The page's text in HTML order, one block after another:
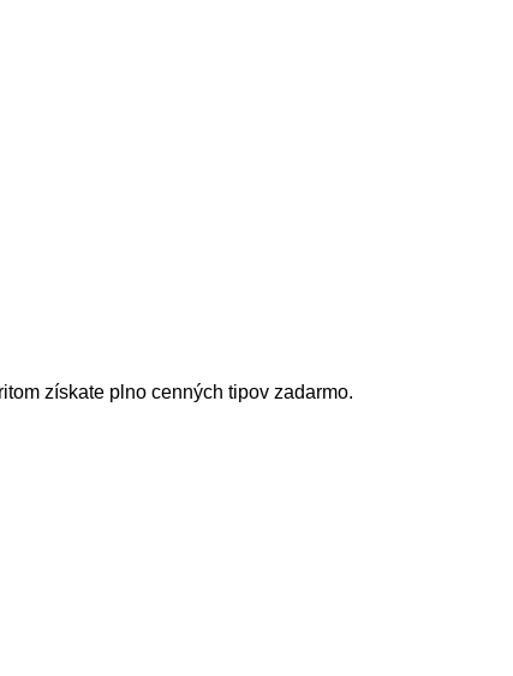
získate plno cenných tipov zadarmo.